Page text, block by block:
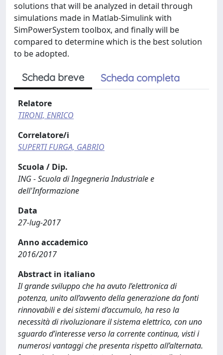
solutions that will be analyzed in detail through
simulations made in Matlab-Simulink with
SimPowerSystem toolbox, and finally will be
compared to determine which is the best solution
to be adopted.
Scheda breve Scheda completa
Relatore
TIRONI, ENRICO
Correlatore/i
SUPERTI FURGA, GABRIO
Scuola / Dip.
ING - Scuola di Ingegneria Industriale e
dell'Informazione
Data
27-lug-2017
Anno accademico
2016/2017
Abstract in italiano
Il grande sviluppo che ha avuto l’elettronica di
potenza, unito all’avvento della generazione da fonti
rinnovabili e dei sistemi d’accumulo, ha reso la
necessità di rivoluzionare il sistema elettrico, con uno
sguardo d’interesse verso la corrente continua, visti i
numerosi vantaggi che presenta rispetto all’alternata.